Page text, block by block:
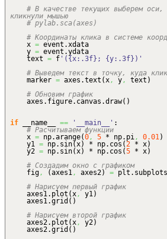
# В качестве текущих выберем оси,
кликнули мышью
# pylab.sca(axes)
# Координаты клика в системе
x = event.xdata
y = event.ydata
text = f '({x:.3f}; {y:.3f})'
# Выведем текст в точку, куда
marker = axes.text (x, y, text )
# Обновим график
axes. figure. canvas .draw( )
if __name__ == '__main__' :
# Расчитываем функции
x = np.arange(0, 5 * np. pi, 0.01)
y1 = np. sin(x) * np. cos (2 * x)
y2 = np. sin(x) * np. cos (5 * x)
# Создадим окно с графиком
fig, (axes1, axes2) = plt. subplots
# Нарисуем первый график
axes1. plot (x, y1)
axes1.grid ( )
# Нарисуем второй график
axes2. plot (x, y2)
axes2.grid ( )